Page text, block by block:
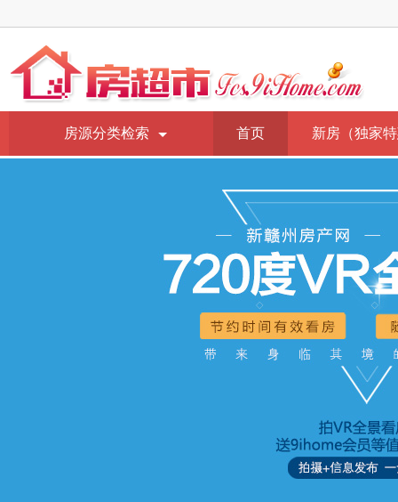
房源分类检索 首页 新房（独家